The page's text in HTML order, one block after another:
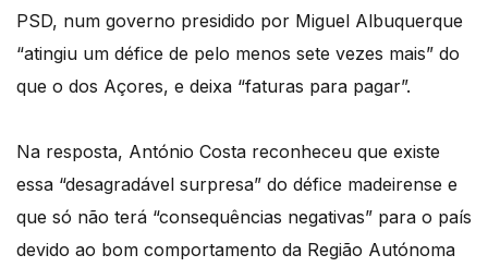
PSD, num governo presidido por Miguel Albuquerque
“atingiu um défice de pelo menos sete vezes mais” do
que o dos Açores, e deixa “faturas para pagar”.
Na resposta, António Costa reconheceu que existe
essa “desagradável surpresa” do défice madeirense e
que só não terá “consequências negativas” para o país
devido ao bom comportamento da Região Autónoma